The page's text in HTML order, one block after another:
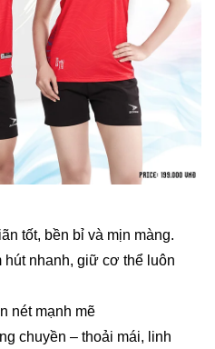
tốt, bền bỉ và mịn màng.
nhanh, giữ cơ thể luôn
nét mạnh mẽ
chuyền – thoải mái, linh